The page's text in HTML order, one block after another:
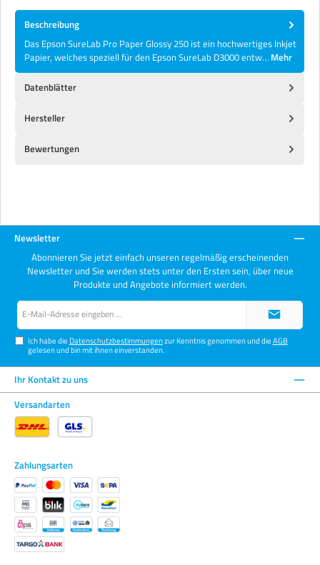
Beschreibung
Das Epson SureLab Pro Paper Glossy 250 ist ein hochwertiges Inkjet
Papier, welches speziell für den Epson SureLab D3000 entw… Mehr
Datenblätter
Hersteller
Bewertungen
Newsletter
Abonnieren Sie jetzt einfach unseren regelmäßig erscheinenden
Newsletter und Sie werden stets unter den Ersten sein, über neue
Produkte und Angebote informiert werden.
Ich habe die Datenschutzbestimmungenzur Kenntnis genommen und dieAGB
gelesen und bin mit ihnen einverstanden.
Ihr Kontakt zu uns
Versandarten
Zahlungsarten